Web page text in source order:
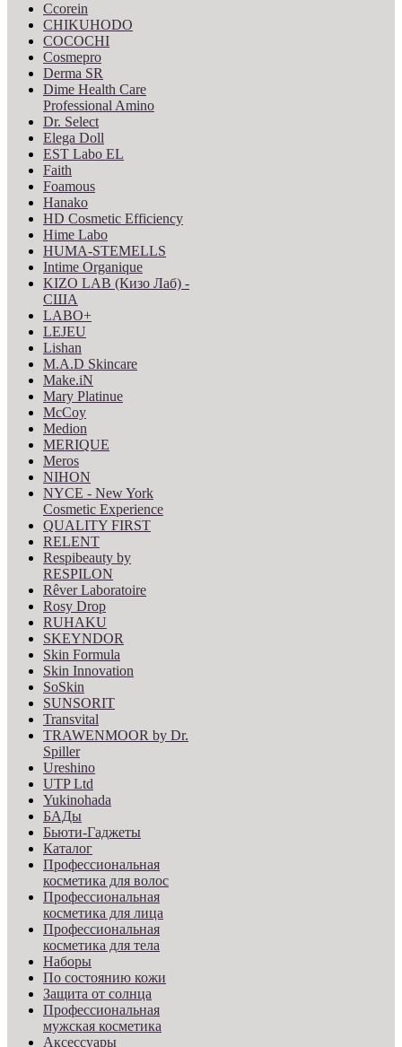
Ccorein
CHIKUHODO
COCOCHI
Cosmepro
Derma SR
Dime Health Care
Professional Amino
Dr. Select
Elega Doll
EST Labo EL
Faith
Foamous
Hanako
HD Cosmetic Efficiency
Hime Labo
HUMA-STEMELLS
Intime Organique
KIZO LAB (Кизо Лаб) -
США
LABO+
LEJEU
Lishan
M.A.D Skincare
Make.iN
Mary Platinue
McCoy
Medion
MERIQUE
Meros
NIHON
NYCE - New York
Cosmetic Experience
QUALITY FIRST
RELENT
Respibeauty by
RESPILON
Rêver Laboratoire
Rosy Drop
RUHAKU
SKEYNDOR
Skin Formula
Skin Innovation
SoSkin
SUNSORIT
Transvital
TRAWENMOOR by Dr.
Spiller
Ureshino
UTP Ltd
Yukinohada
БАДы
Бьюти-Гаджеты
Каталог
Профессиональная
косметика для волос
Профессиональная
косметика для лица
Профессиональная
косметика для тела
Наборы
По состоянию кожи
Защита от солнца
Профессиональная
мужская косметика
Аксессуары